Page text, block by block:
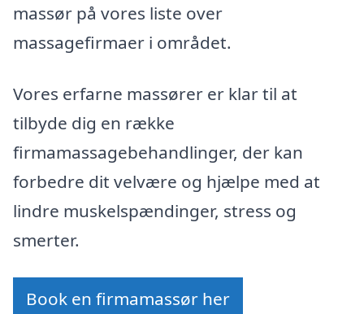
massør på vores liste over
massagefirmaer i området.
Vores erfarne massører er klar til at
tilbyde dig en række
firmamassagebehandlinger, der kan
forbedre dit velvære og hjælpe med at
lindre muskelspændinger, stress og
smerter.
Book en firmamassør her